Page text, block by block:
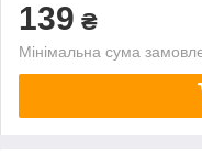
139 ₴
Мінімальна сума